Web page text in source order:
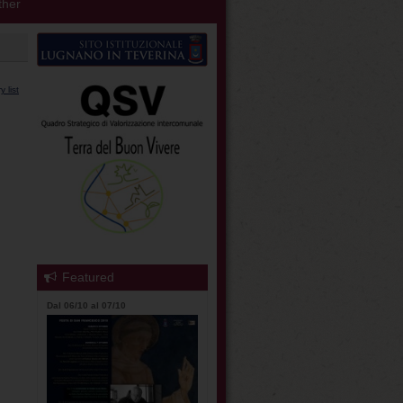
list
Featured
Dal 06/10 al 07/10